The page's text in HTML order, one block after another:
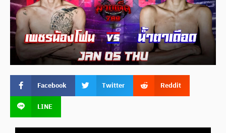
Facebook Twitter
Reddit
LINE